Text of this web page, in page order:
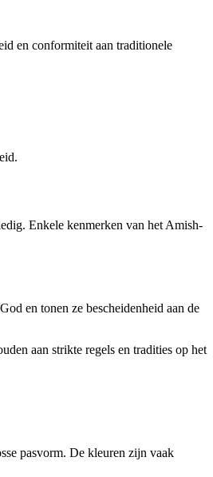
en conformiteit aan traditionele
Enkele kenmerken van het Amish-
en tonen ze bescheidenheid aan de
aan strikte regels en tradities op het
pasvorm. De kleuren zijn vaak